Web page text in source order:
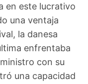
en este lucrativo
una ventaja
la danesa
enfrentaba
con su
una capacidad